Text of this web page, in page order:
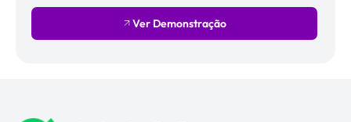
Ver Demonstração